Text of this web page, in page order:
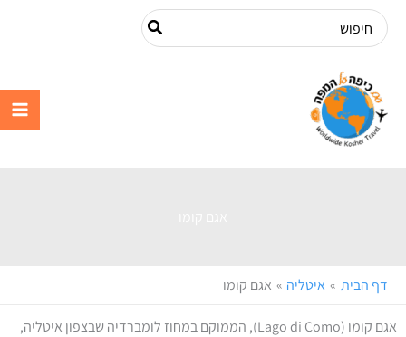
דילוג
לתוכן
Search
for:
דף הבית איטליה אגם קומו
אגם קומו (Lago di Como), הממוקם במחוז לומברדיה שבצפון איטליה,